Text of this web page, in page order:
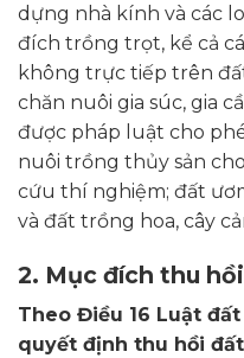
dựng nhà kính và các
đích trồng trọt, kể cả
không trực tiếp trên
chăn nuôi gia súc, gia
được pháp luật cho
nuôi trồng thủy sản
cứu thí nghiệm; đất
và đất trồng hoa, cây
2. Mục đích thu
Theo Điều 16 Luật
quyết định thu hồi